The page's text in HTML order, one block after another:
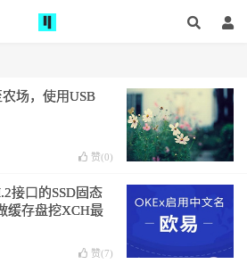
场，使用USB
赞(0)
接口的SSD固态
缓存盘挖XCH最
赞(7)